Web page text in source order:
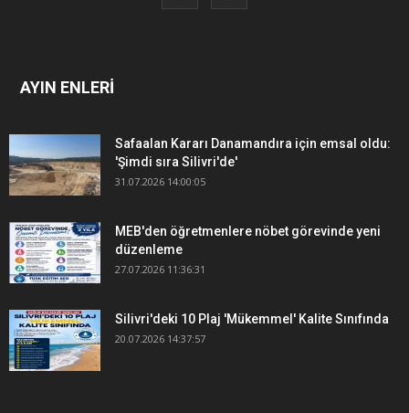
AYIN ENLERİ
Safaalan Kararı Danamandıra için emsal oldu:
'Şimdi sıra Silivri'de'
31.07.2026 14:00:05
MEB'den öğretmenlere nöbet görevinde yeni
düzenleme
27.07.2026 11:36:31
Silivri'deki 10 Plaj 'Mükemmel' Kalite Sınıfında
20.07.2026 14:37:57